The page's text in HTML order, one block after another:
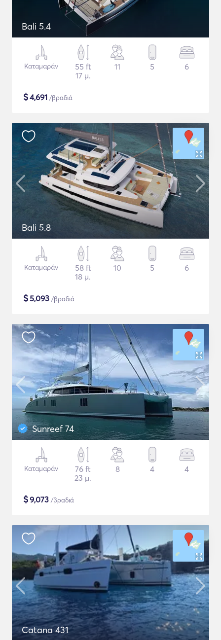
Bali 5.4
Καταμαράν
55 ft
17 μ.
11 5 6
$4,691 /βραδιά
Bali 5.8
Καταμαράν
58 ft
18 μ.
10 5 6
$5,093 /βραδιά
Sunreef 74
Καταμαράν
76 ft
23 μ.
8 4 4
$9,073 /βραδιά
Catana 431